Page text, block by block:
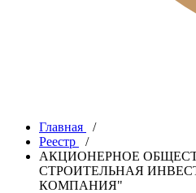
Главная
/
Реестр
/
АКЦИОНЕРНОЕ
СТРОИТЕЛЬНАЯ
КОМПАНИЯ"